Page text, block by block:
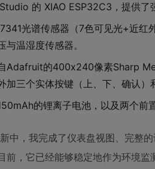
的 XIAO ESP32C3，提供
光谱传感器（7色可见光+近
温湿度传感器。
Adafruit的400x240像素Sharp
加三个实体按键（上、下、确认）
的锂离子电池，以及两个
中，我完成了仪表盘视图、完整
前，它已经能够稳定地作为环境